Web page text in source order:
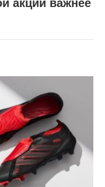
акции важнее